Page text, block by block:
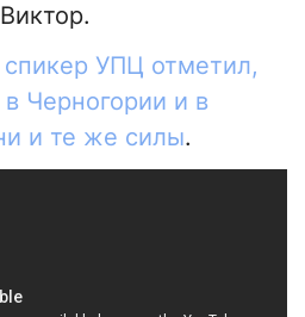
спикер УПЦ отметил,
Черногории и в
и те же силы.